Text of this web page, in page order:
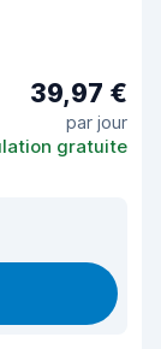
39,97 €
par jour
gratuite